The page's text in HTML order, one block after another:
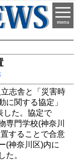
menu
志舎と「災害時
に関する協定」
した。協定で
専門学校(神奈川
することで合意
(神奈川区)内に
た。